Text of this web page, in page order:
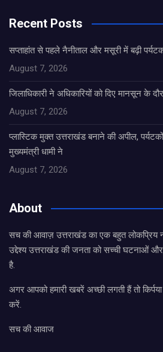
Recent Posts
सप्ताहांत से पहले नैनीताल और मसूरी में बढ़ी
August 7, 2026
जिलाधिकारी ने अधिकारियों को दिए मानसून के
August 7, 2026
प्लास्टिक मुक्त उत्तराखंड बनाने की अपील,
मुख्यमंत्री धामी ने
August 7, 2026
About
सच की आवाज़ उत्तराखंड का एक बहुत लोकप्रिय
उद्देश्य उत्तराखंड की जनता को सच्ची घटनाओं
है.
अगर आपको हमारी खबरें अच्छी लगती हैं तो
करें.
सच की आवाज